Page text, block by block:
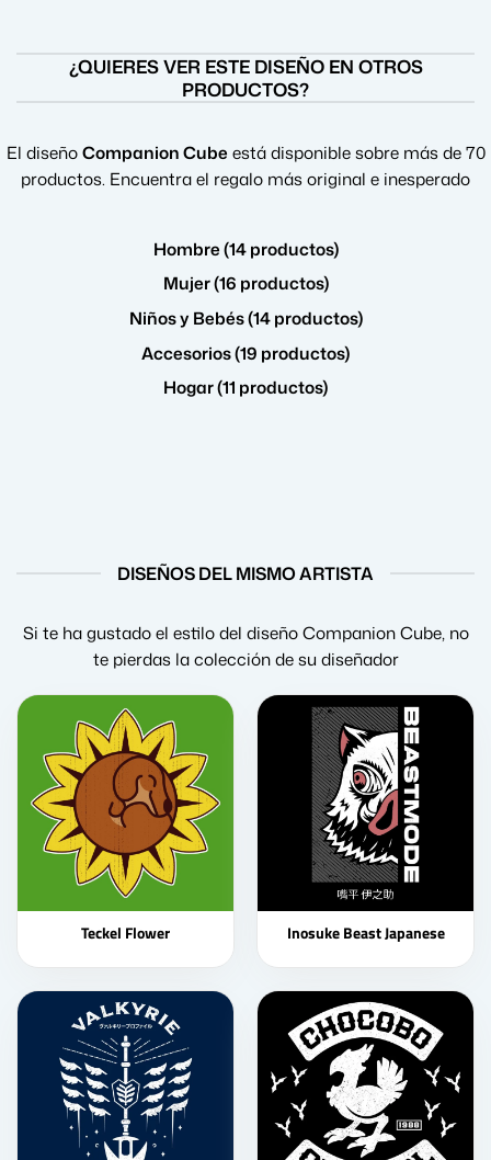
¿QUIERES VER ESTE DISEÑO EN OTROS
PRODUCTOS?
El diseñoCompanion Cube está disponible sobre más de 70
productos. Encuentra el regalo más original e inesperado
Hombre (14 productos)
Mujer (16 productos)
Niños y Bebés (14 productos)
Accesorios (19 productos)
Hogar (11 productos)
DISEÑOS DEL MISMO ARTISTA
Si te ha gustado el estilo del diseño Companion Cube, no
te pierdas la colección de su diseñador
Teckel Flower Inosuke Beast Japanese